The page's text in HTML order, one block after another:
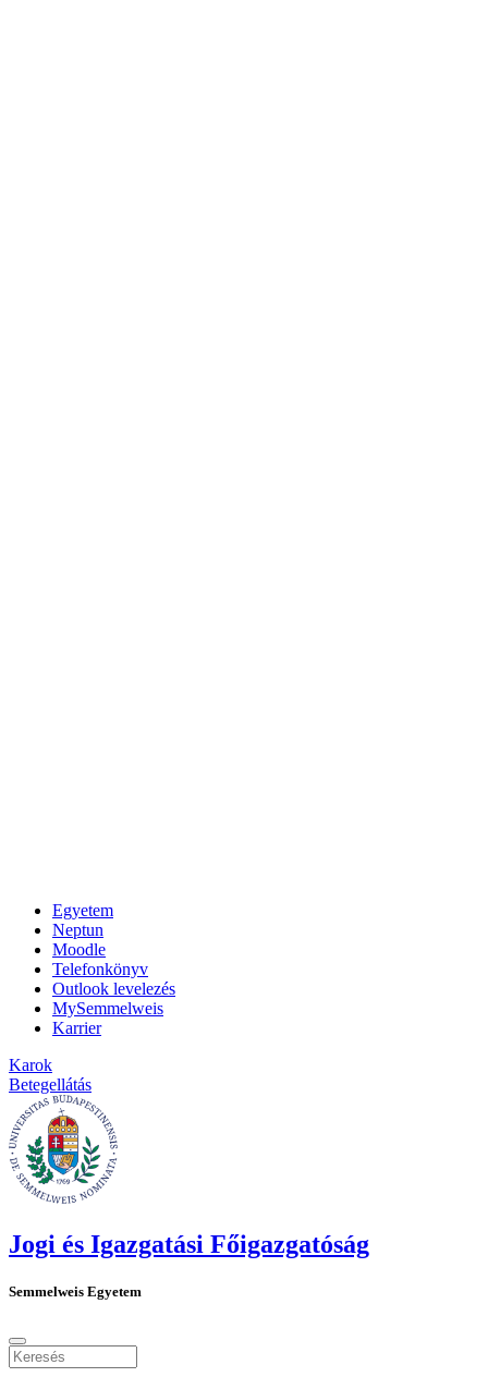
Egyetem
Neptun
Moodle
Telefonkönyv
Outlook levelezés
MySemmelweis
Karrier
Karok
Betegellátás
Jogi és Igazgatási Főigazgatóság
Semmelweis Egyetem